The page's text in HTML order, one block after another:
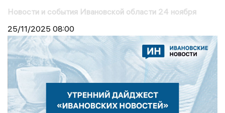
Новости и события Ивановской области 24 ноября
25/11/2025 08:00